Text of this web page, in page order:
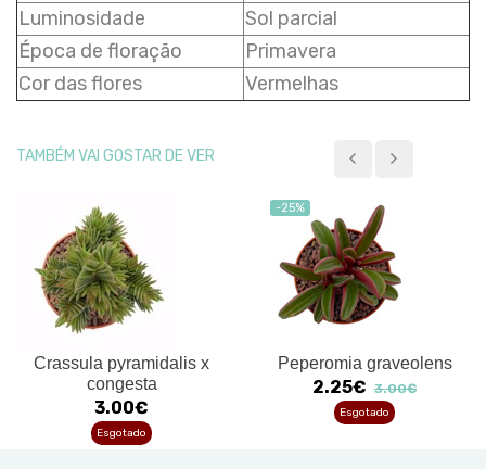
Luminosidade
Sol parcial
Época de floração
Primavera
Cor das flores
Vermelhas
TAMBÉM VAI GOSTAR DE VER
Crassula pyramidalis x
congesta
3.00€
Esgotado
-25%
Peperomia graveolens
2.25€ 3.00€
Esgotado